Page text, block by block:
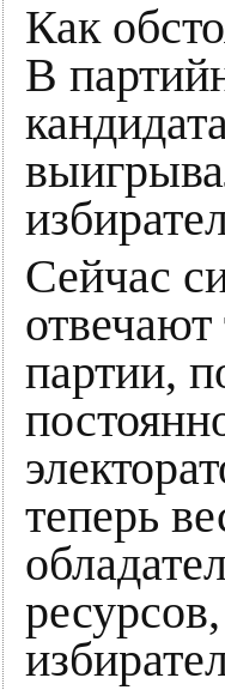
Как
В
Сейчас
партии,
теперь